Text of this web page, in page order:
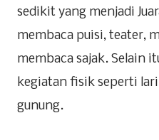
sedikit yang menjadi
membaca puisi, teater,
membaca sajak. Selain
kegiatan fisik seperti
gunung.